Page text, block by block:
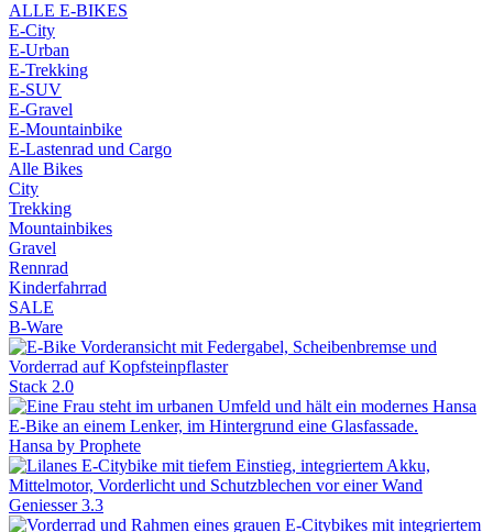
ALLE E-BIKES
E-City
E-Urban
E-Trekking
E-SUV
E-Gravel
E-Mountainbike
E-Lastenrad und Cargo
Alle Bikes
City
Trekking
Mountainbikes
Gravel
Rennrad
Kinderfahrrad
SALE
B-Ware
Stack 2.0
Hansa by Prophete
Geniesser 3.3